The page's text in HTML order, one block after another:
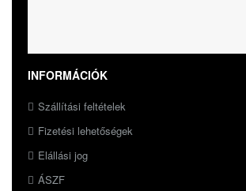
INFORMÁCIÓK
Szállítási feltételek
Fizetési lehetőségek
Elállási jog
ÁSZF